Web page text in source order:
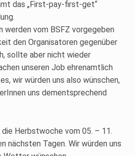
das „First-pay-first-get“
werden vom BSFZ vorgegeben
den Organisatoren gegenüber
sollte aber nicht wieder
unseren Job ehrenamtlich
wir würden uns also wünschen,
uns dementsprechend
Herbstwoche vom 05. – 11.
nächsten Tagen. Wir würden uns